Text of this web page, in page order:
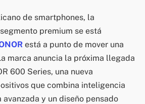
de smartphones, la
premium se está
está a punto de mover una
marca anuncia la próxima llegada
600 Series, una nueva
que combina inteligencia
y un diseño pensado